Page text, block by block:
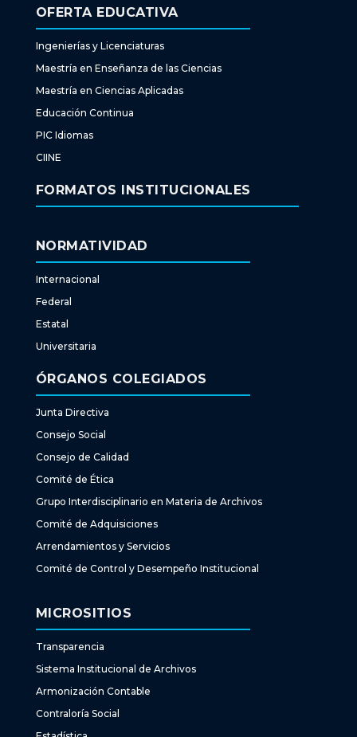
OFERTA EDUCATIVA
Ingenierías y Licenciaturas
Maestría en Enseñanza de las Ciencias
Maestría en Ciencias Aplicadas
Educación Continua
PIC Idiomas
CIINE
FORMATOS INSTITUCIONALES
NORMATIVIDAD
Internacional
Federal
Estatal
Universitaria
ÓRGANOS COLEGIADOS
Junta Directiva
Consejo Social
Consejo de Calidad
Comité de Ética
Grupo Interdisciplinario en Materia de Archivos
Comité de Adquisiciones
Arrendamientos y Servicios
Comité de Control y Desempeño Institucional
MICROSITIOS
Transparencia
Sistema Institucional de Archivos
Armonización Contable
Contraloría Social